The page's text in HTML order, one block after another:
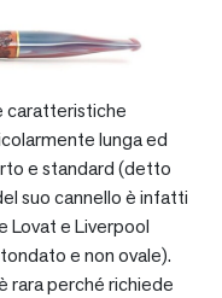
caratteristiche
lunga ed
e standard (detto
suo cannello è infatti
Lovat e Liverpool
e non ovale).
rara perché richiede